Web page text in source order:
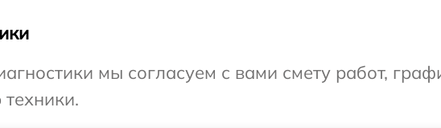
мы согласуем с вами смету работ,